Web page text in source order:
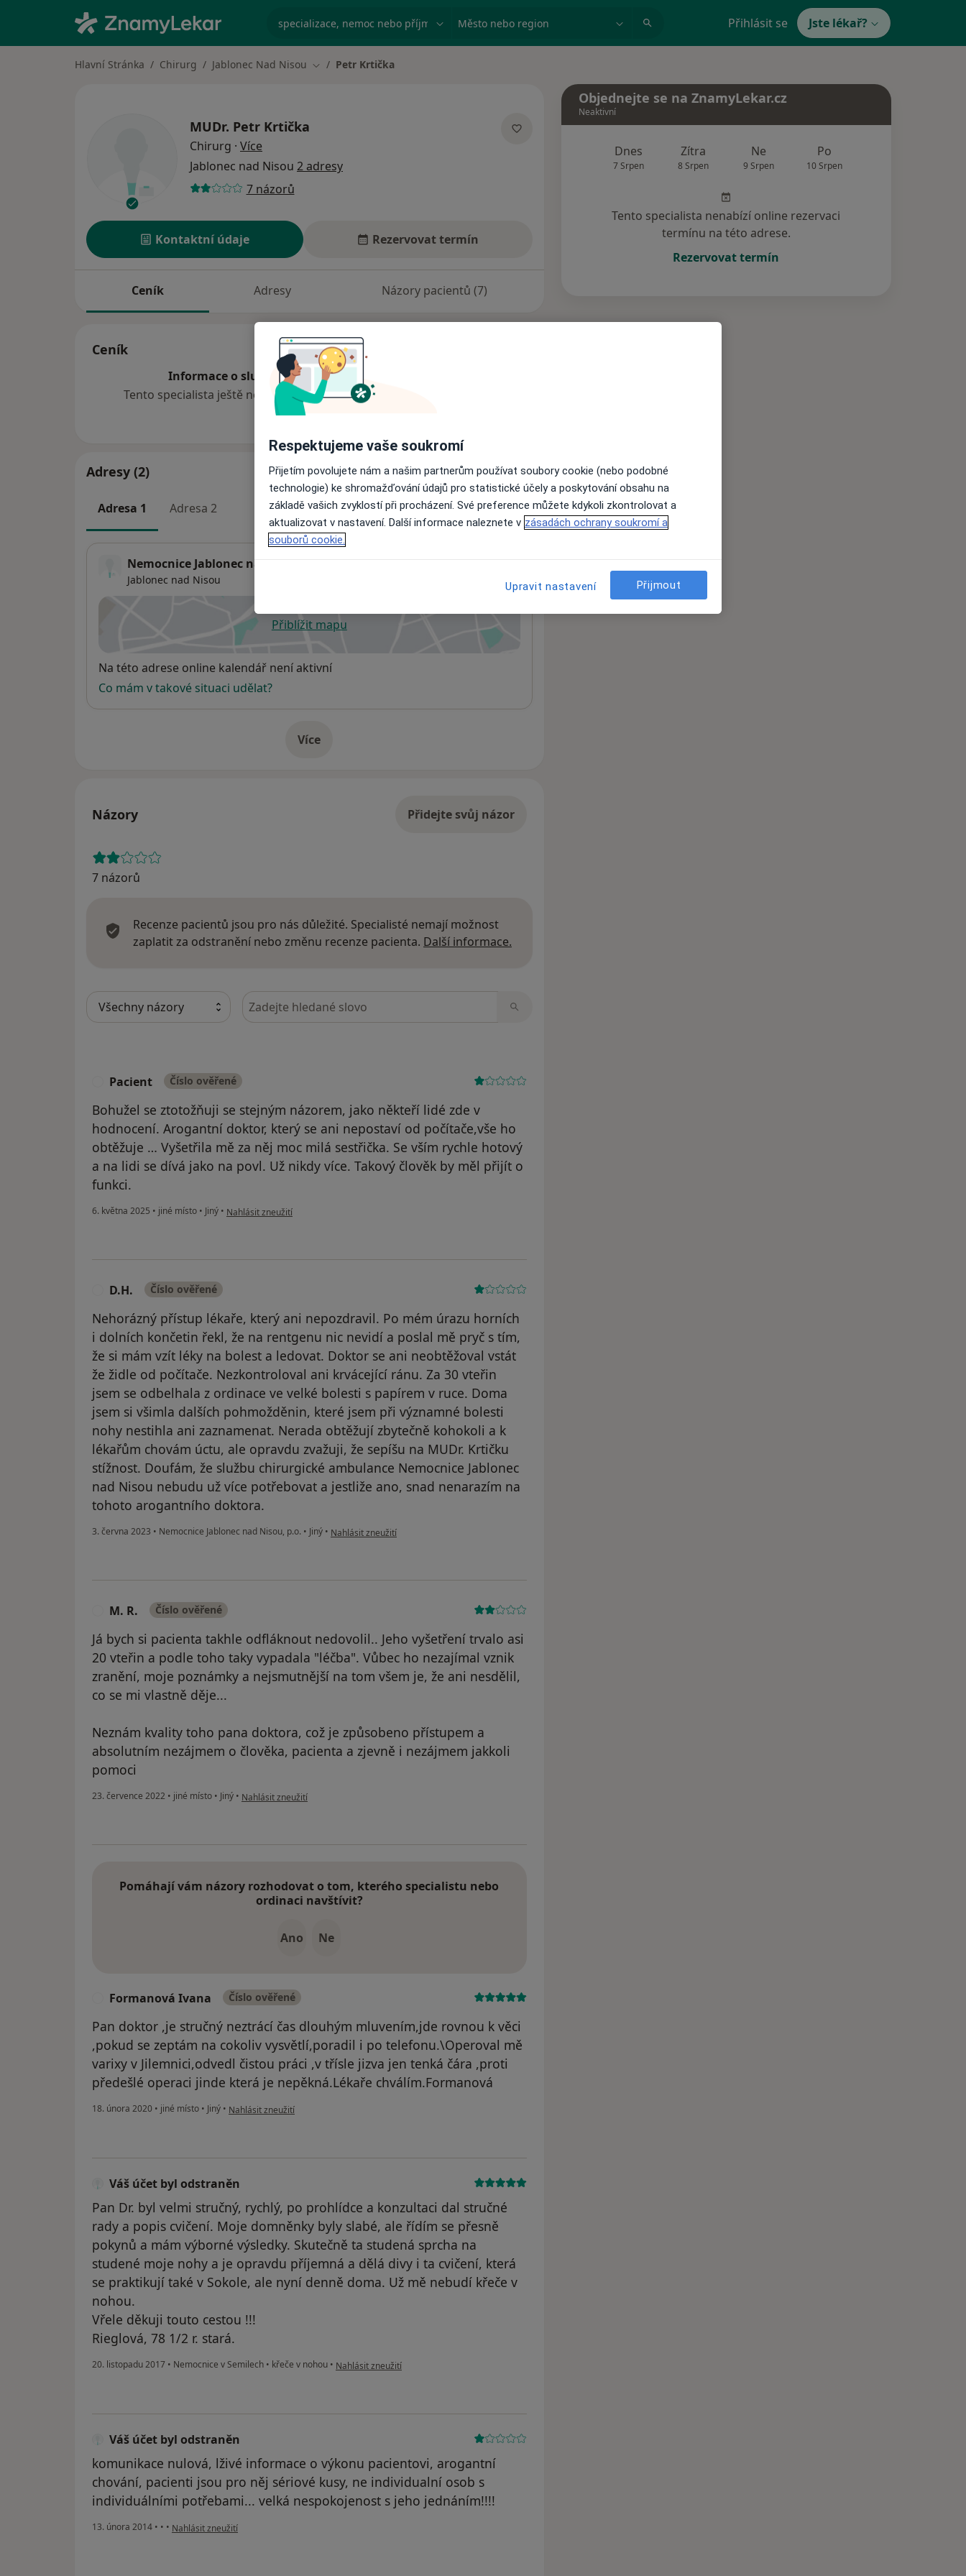
specializace, nemoc nebo příjmení Město nebo region Přihlásit se Jste lékař?
Hlavní Stránka Chirurg Jablonec Nad Nisou Změna města
Petr Krtička
MUDr. Petr Krtička
Chirurg · Více
Jablonec nad Nisou 2 adresy
7 názorů
Kontaktní údaje Rezervovat termín
Ceník Adresy Názory pacientů (7)
Ceník
Informace o službách a cenách nejsou k dispozici
Tento specialista ještě nepřidával žádné informace o svých službách.
Adresy (2)
Adresa 1 Adresa 2
Nemocnice Jablonec nad Nisou, p.o.
Jablonec nad Nisou
Přiblížit mapuse otevře v nové záložce
Dostupnost
Na této adrese online kalendář není aktivní
Co mám v takové situaci udělat?
Víceo adrese
Názory Přidejte svůj názor
7 názorů
Recenze pacientů jsou pro nás důležité. Specialisté nemají možnost
zaplatit za odstranění nebo změnu recenze pacienta. Další informace.
Hledejte v názorech
Pacient Číslo ověřené
Bohužel se ztotožňuji se stejným názorem, jako někteří lidé zde v
hodnocení. Arogantní doktor, který se ani nepostaví od počítače,vše ho
obtěžuje … Vyšetřila mě za něj moc milá sestřička. Se vším rychle hotový
a na lidi se dívá jako na povl. Už nikdy více. Takový člověk by měl přijít o
funkci.
6. května 2025 • jiné místo • Jiný • podle názoru uživatele Pacient
Nahlásit zneužití
D.H. Číslo ověřené
Nehorázný přístup lékaře, který ani nepozdravil. Po mém úrazu horních
i dolních končetin řekl, že na rentgenu nic nevidí a poslal mě pryč s tím,
že si mám vzít léky na bolest a ledovat. Doktor se ani neobtěžoval vstát
že židle od počítače. Nezkontroloval ani krvácející ránu. Za 30 vteřin
jsem se odbelhala z ordinace ve velké bolesti s papírem v ruce. Doma
jsem si všimla dalších pohmožděnin, které jsem při významné bolesti
nohy nestihla ani zaznamenat. Nerada obtěžují zbytečně kohokoli a k
lékařům chovám úctu, ale opravdu zvažuji, že sepíšu na MUDr. Krtičku
stížnost. Doufám, že službu chirurgické ambulance Nemocnice Jablonec
nad Nisou nebudu už více potřebovat a jestliže ano, snad nenarazím na
tohoto arogantního doktora.
3. června 2023 • Nemocnice Jablonec nad Nisou, p.o. • Jiný • podle názoru uživatele D.H.
Nahlásit zneužití
M. R. Číslo ověřené
Já bych si pacienta takhle odfláknout nedovolil.. Jeho vyšetření trvalo asi
20 vteřin a podle toho taky vypadala "léčba". Vůbec ho nezajímal vznik
zranění, moje poznámky a nejsmutnější na tom všem je, že ani nesdělil,
co se mi vlastně děje...
Neznám kvality toho pana doktora, což je způsobeno přístupem a
absolutním nezájmem o člověka, pacienta a zjevně i nezájmem jakkoli
pomoci
23. července 2022 • jiné místo • Jiný • podle názoru uživatele M. R.
Nahlásit zneužití
Pomáhají vám názory rozhodovat o tom, kterého specialistu nebo
ordinaci navštívit?
Ano Ne
Formanová Ivana Číslo ověřené
Pan doktor ,je stručný neztrácí čas dlouhým mluvením,jde rovnou k věci
,pokud se zeptám na cokoliv vysvětlí,poradil i po telefonu.\Operoval mě
varixy v Jilemnici,odvedl čistou práci ,v třísle jizva jen tenká čára ,proti
předešlé operaci jinde která je nepěkná.Lékaře chválím.Formanová
18. února 2020 • jiné místo • Jiný • podle názoru uživatele Formanová Ivana
Nahlásit zneužití
Váš účet byl odstraněn
Pan Dr. byl velmi stručný, rychlý, po prohlídce a konzultaci dal stručné
rady a popis cvičení. Moje domněnky byly slabé, ale řídím se přesně
pokynů a mám výborné výsledky. Skutečně ta studená sprcha na
studené moje nohy a je opravdu příjemná a dělá divy i ta cvičení, která
se praktikují také v Sokole, ale nyní denně doma. Už mě nebudí křeče v
nohou.
Vřele děkuji touto cestou !!!
Rieglová, 78 1/2 r. stará.
20. listopadu 2017 • Nemocnice v Semilech • křeče v nohou • podle názoru uživatele Váš účet byl odstraněn
Nahlásit zneužití
Váš účet byl odstraněn
komunikace nulová, lživé informace o výkonu pacientovi, arogantní
chování, pacienti jsou pro něj sériové kusy, ne individualní osob s
individuálními potřebami... velká nespokojenost s jeho jednáním!!!!
13. února 2014 • • • podle názoru uživatele Váš účet byl odstraněn
Nahlásit zneužití
Objednejte se na ZnamyLekar.cz
Neaktivní
Dnes
7 Srpen
Zítra
8 Srpen
Ne
9 Srpen
Po
10 Srpen
Tento specialista nenabízí online rezervaci
termínu na této adrese.
Rezervovat termín
Respektujeme vaše soukromí
Přijetím povolujete nám a našim partnerům používat soubory cookie (nebo podobné
technologie) ke shromažďování údajů pro statistické účely a poskytování obsahu na
základě vašich zvyklostí při procházení. Své preference můžete kdykoli zkontrolovat a
aktualizovat v nastavení. Další informace naleznete v zásadách ochrany soukromí a
souborů cookie.
Upravit nastavení Přijmout